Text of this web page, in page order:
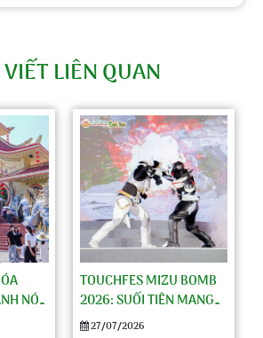
LIÊN QUAN
NÓC
TOUCHFES MIZU BOMB
2026: SUỐI TIÊN MANG
VĂN HÓA NHẬT BẢN ĐẾN
27/07/2026